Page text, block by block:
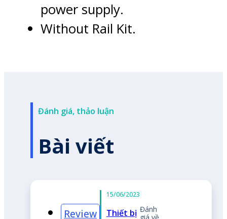
power supply.
Without Rail Kit.
Đánh giá, thảo luận
Bài viết